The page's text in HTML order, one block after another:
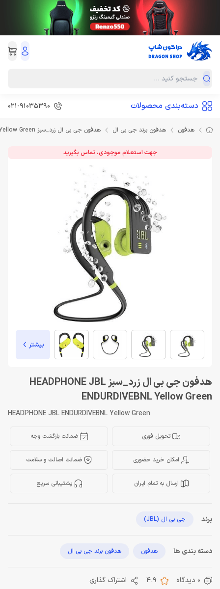
دسته‌بندی محصولات 021-91035390
هدفون هدفون برند جی بی ال هدفون جی بی ال زرد_سبز HEADPHONE JBL ENDURDIVEBNL Yellow Green
جهت استعلام موجودی، تماس بگیرید
بیشتر
هدفون جی بی ال زرد_سبز HEADPHONE JBL
ENDURDIVEBNL Yellow Green
HEADPHONE JBL ENDURDIVEBNL Yellow Green
تحویل فوری ضمانت بازگشت وجه
امکان خرید حضوری ضمانت اصالت و سلامت
ارسال به تمام ایران پشتیبانی سریع
برند جی بی ال (JBL)
دسته بندی ها هدفون هدفون برند جی بی ال
0 دیدگاه 4.9 اشتراک گذاری